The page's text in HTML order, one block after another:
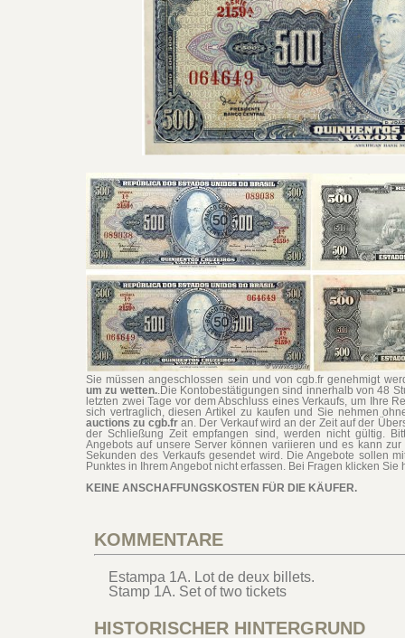
Sie müssen angeschlossen sein und von cgb.fr genehmigt
um zu wetten..Die Kontobestätigungen sind innerhalb von 48
letzten zwei Tage vor dem Abschluss eines Verkaufs, um Ihre
sich vertraglich, diesen Artikel zu kaufen und Sie nehmen
auctions zu cgb.fran. Der Verkauf wird an der Zeit auf der
der Schließung Zeit empfangen sind, werden nicht gültig.
Angebots auf unsere Server können variieren und es kann
Sekunden des Verkaufs gesendet wird. Die Angebote sollen
Punktes in Ihrem Angebot nicht erfassen. Bei Fragen klicken
KEINE ANSCHAFFUNGSKOSTEN FÜR DIE KÄUFER.
KOMMENTARE
Estampa 1A. Lot de deux billets.
Stamp 1A. Set of two tickets
HISTORISCHER HINTERGRUND